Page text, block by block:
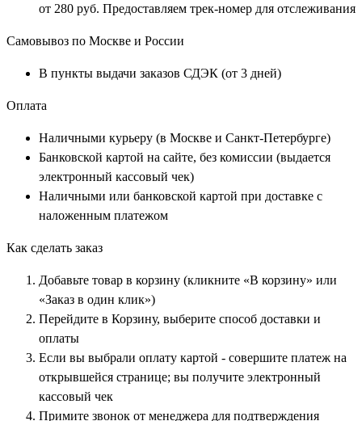
от 280 руб. Предоставляем трек-номер для отслеживания
Самовывоз по Москве и России
В пункты выдачи заказов СДЭК (от 3 дней)
Оплата
Наличными курьеру (в Москве и Санкт-Петербурге)
Банковской картой на сайте, без комиссии (выдается
электронный кассовый чек)
Наличными или банковской картой при доставке с
наложенным платежом
Как сделать заказ
Добавьте товар в корзину (кликните «В корзину» или
«Заказ в один клик»)
Перейдите в Корзину, выберите способ доставки и
оплаты
Если вы выбрали оплату картой - совершите платеж на
открывшейся странице; вы получите электронный
кассовый чек
Примите звонок от менеджера для подтверждения